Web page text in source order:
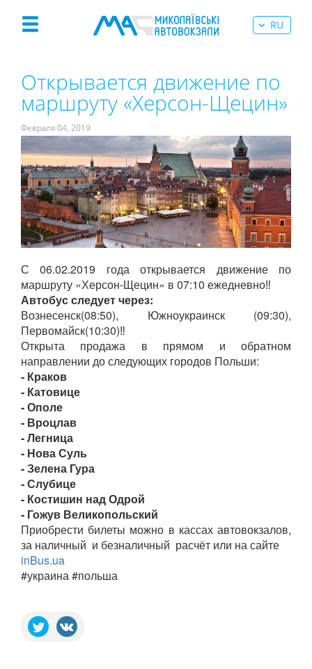
RU
Открывается движение по
маршруту «Херсон-Щецин»
Февраля 04, 2019
С 06.02.2019 года открывается движение по
маршруту «Херсон-Щецин» в 07:10 ежедневно‼️
Автобус следует через:
Вознесенск(08:50), Южноукраинск (09:30),
Первомайск(10:30)‼️
Открыта продажа в прямом и обратном
направлении до следующих городов Польши:
- Краков
- Катовице
- Ополе
- Вроцлав
- Легница
- Нова Суль
- Зелена Гура
- Слубице
- Костишин над Одрой
- Гожув Великопольский
Приобрести билеты можно в кассах автовокзалов,
за наличный и безналичный расчёт или на сайте
inBus.ua
#украина #польша